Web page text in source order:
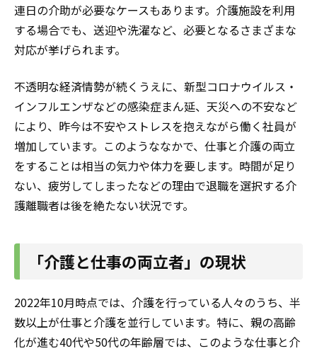
連日の介助が必要なケースもあります。介護施設を利用
する場合でも、送迎や洗濯など、必要となるさまざまな
対応が挙げられます。
不透明な経済情勢が続くうえに、新型コロナウイルス・
インフルエンザなどの感染症まん延、天災への不安など
により、昨今は不安やストレスを抱えながら働く社員が
増加しています。このようななかで、仕事と介護の両立
をすることは相当の気力や体力を要します。時間が足り
ない、疲労してしまったなどの理由で退職を選択する介
護離職者は後を絶たない状況です。
「介護と仕事の両立者」の現状
2022年10月時点では、介護を行っている人々のうち、半
数以上が仕事と介護を並行しています。特に、親の高齢
化が進む40代や50代の年齢層では、このような仕事と介